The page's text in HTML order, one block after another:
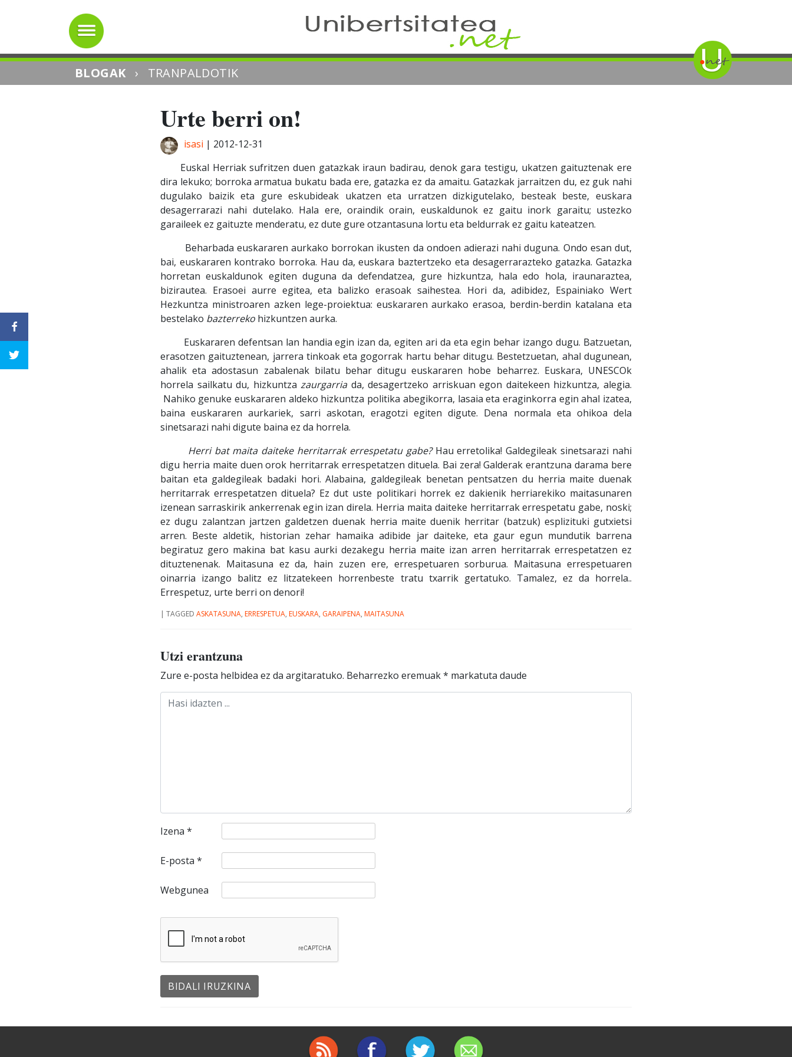
BLOGAK › TRANPALDOTIK
Urte berri on!
isasi | 2012-12-31
Euskal Herriak sufritzen duen gatazkak iraun badirau, denok gara testigu, ukatzen gaituztenak ere
dira lekuko; borroka armatua bukatu bada ere, gatazka ez da amaitu. Gatazkak jarraitzen du, ez guk nahi
dugulako baizik eta gure eskubideak ukatzen eta urratzen dizkigutelako, besteak beste, euskara
desagerrarazi nahi dutelako. Hala ere, oraindik orain, euskaldunok ez gaitu inork garaitu; ustezko
garaileek ez gaituzte menderatu, ez dute gure otzantasuna lortu eta beldurrak ez gaitu kateatzen.
Beharbada euskararen aurkako borrokan ikusten da ondoen adierazi nahi duguna. Ondo esan dut,
bai, euskararen kontrako borroka. Hau da, euskara baztertzeko eta desagerrarazteko gatazka. Gatazka
horretan euskaldunok egiten duguna da defendatzea, gure hizkuntza, hala edo hola, iraunaraztea,
bizirautea. Erasoei aurre egitea, eta balizko erasoak saihestea. Hori da, adibidez, Espainiako Wert
Hezkuntza ministroaren azken lege-proiektua: euskararen aurkako erasoa, berdin-berdin katalana eta
bestelako bazterreko hizkuntzen aurka.
Euskararen defentsan lan handia egin izan da, egiten ari da eta egin behar izango dugu. Batzuetan,
erasotzen gaituztenean, jarrera tinkoak eta gogorrak hartu behar ditugu. Bestetzuetan, ahal dugunean,
ahalik eta adostasun zabalenak bilatu behar ditugu euskararen hobe beharrez. Euskara, UNESCOk
horrela sailkatu du, hizkuntzazaurgarria da, desagertzeko arriskuan egon daitekeen hizkuntza, alegia.
Nahiko genuke euskararen aldeko hizkuntza politika abegikorra, lasaia eta eraginkorra egin ahal izatea,
baina euskararen aurkariek, sarri askotan, eragotzi egiten digute. Dena normala eta ohikoa dela
sinetsarazi nahi digute baina ez da horrela.
Herri bat maita daiteke herritarrak errespetatu gabe? Hau erretolika! Galdegileak sinetsarazi nahi
digu herria maite duen orok herritarrak errespetatzen dituela. Bai zera! Galderak erantzuna darama bere
baitan eta galdegileak badaki hori. Alabaina, galdegileak benetan pentsatzen du herria maite duenak
herritarrak errespetatzen dituela? Ez dut uste politikari horrek ez dakienik herriarekiko maitasunaren
izenean sarraskirik ankerrenak egin izan direla. Herria maita daiteke herritarrak errespetatu gabe, noski;
ez dugu zalantzan jartzen galdetzen duenak herria maite duenik herritar (batzuk) esplizituki gutxietsi
arren. Beste aldetik, historian zehar hamaika adibide jar daiteke, eta gaur egun mundutik barrena
begiratuz gero makina bat kasu aurki dezakegu herria maite izan arren herritarrak errespetatzen ez
dituztenenak. Maitasuna ez da, hain zuzen ere, errespetuaren sorburua. Maitasuna errespetuaren
oinarria izango balitz ez litzatekeen horrenbeste tratu txarrik gertatuko. Tamalez, ez da horrela..
Errespetuz, urte berri on denori!
| TAGGED ASKATASUNA, ERRESPETUA, EUSKARA, GARAIPENA, MAITASUNA
Utzi erantzuna
Zure e-posta helbidea ez da argitaratuko. Beharrezko eremuak* markatuta daude
Izena *
E-posta *
Webgunea